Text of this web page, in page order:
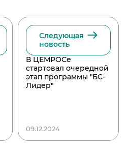
Следующая
новость
В ЦЕМРОСе
стартовал очередной
этап программы "БС-
Лидер"
09.12.2024